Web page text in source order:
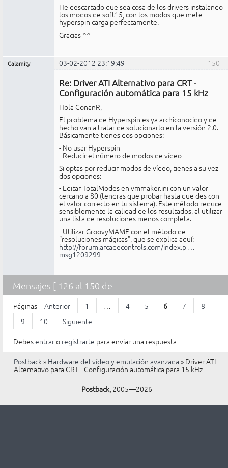
He descartado que sea cosa de los drivers instalando
los modos de soft15, con los modos que mete
hyperspin carga perfectamente.
Gracias ^^
150
Calamity 03-02-2012 23:19:49
Re: Driver ATI Alternativo para CRT -
Configuración automática para 15 kHz
Hola ConanR,
El problema de Hyperspin es ya archiconocido y de
hecho van a tratar de solucionarlo en la versión 2.0.
Básicamente tienes dos opciones:
- No usar Hyperspin
- Reducir el número de modos de vídeo
Si optas por reducir modos de vídeo, tienes a su vez
dos opciones:
- Editar TotalModes en vmmaker.ini con un valor
cercano a 80 (tendras que probar hasta que des con
el valor correcto en tu sistema). Este método reduce
sensiblemente la calidad de los resultados, al utilizar
una lista de resoluciones menos completa.
- Utilizar GroovyMAME con el método de
"resoluciones mágicas", que se explica aquí:
http://forum.arcadecontrols.com/index.p …
msg1209299
Mensajes [ 126 al 150 de
226 ]
Páginas Anterior 1 … 4 5 6 7
8
9
10
Siguiente
Debesentraro registrarte para enviar una respuesta
Postback» Hardware del vídeo y emulación avanzada » Driver ATI
Alternativo para CRT - Configuración automática para 15 kHz
Postback,2005—2026